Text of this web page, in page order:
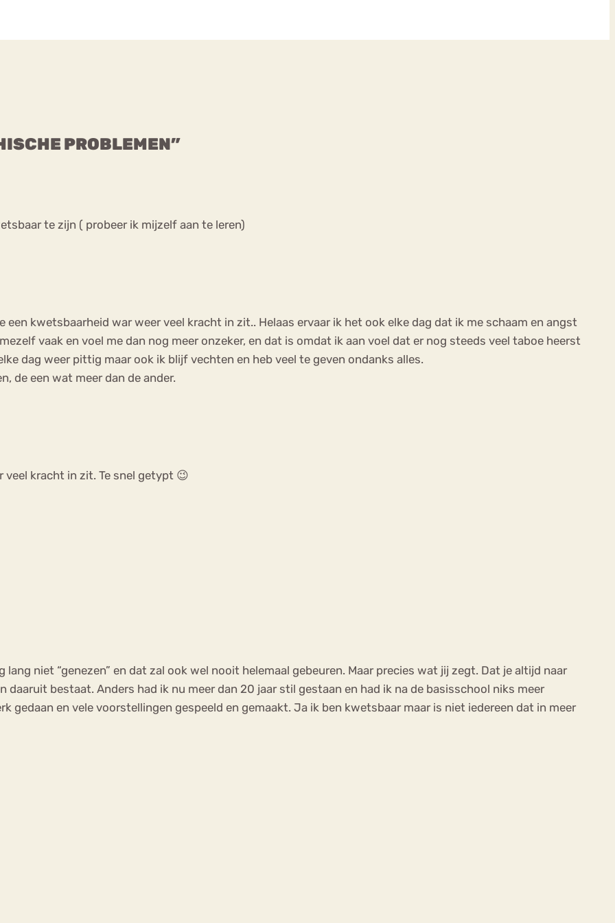
PROBLEMEN”
te zijn ( probeer ik mijzelf aan te leren)
een kwetsbaarheid war weer veel kracht in zit.. Helaas ervaar ik het ook elke dag dat ik me schaam en angst
vaak en voel me dan nog meer onzeker, en dat is omdat ik aan voel dat er nog steeds veel taboe heerst
dag weer pittig maar ook ik blijf vechten en heb veel te geven ondanks alles.
de een wat meer dan de ander.
veel kracht in zit. Te snel getypt 😉
niet “genezen” en dat zal ook wel nooit helemaal gebeuren. Maar precies wat jij zegt. Dat je altijd naar
bestaat. Anders had ik nu meer dan 20 jaar stil gestaan en had ik na de basisschool niks meer
gedaan en vele voorstellingen gespeeld en gemaakt. Ja ik ben kwetsbaar maar is niet iedereen dat in meer